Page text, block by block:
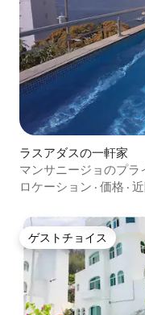
ラスアダスの一軒家
マンサニージョのプラ
める
ロケーション · 価格 ·
ゲストチョイス
ゲストチョイス